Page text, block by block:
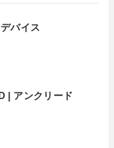
バイス
| アンクリード